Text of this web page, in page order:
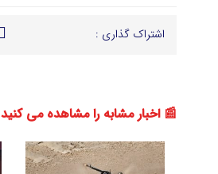
اشتراک گذاری :
📰 اخبار مشابه را مشاهده می کنید